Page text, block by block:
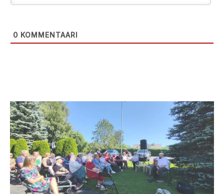
0 KOMMENTAARI